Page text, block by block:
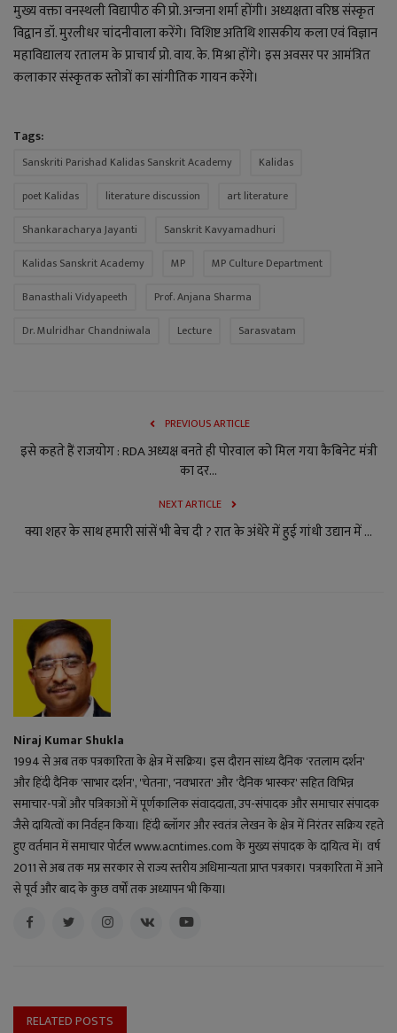
Language
English Hiindi
मुख्य वक्ता वनस्थली विद्यापीठ की प्रो. अन्जना शर्मा होंगी। अध्यक्षता वरिष्ठ संस्कृत
विद्वान डॉ. मुरलीधर चांदनीवाला करेंगे। विशिष्ट अतिथि शासकीय कला एवं विज्ञान
महाविद्यालय रतालम के प्राचार्य प्रो. वाय. के. मिश्रा होंगे। इस अवसर पर आमंत्रित
कलाकार संस्कृतक स्तोत्रों का सांगीतिक गायन करेंगे।
Tags:
Sanskriti Parishad Kalidas Sanskrit Academy
Kalidas
poet Kalidas
literature discussion
art literature
Shankaracharya Jayanti
Sanskrit Kavyamadhuri
Kalidas Sanskrit Academy
MP
MP Culture Department
Banasthali Vidyapeeth
Prof. Anjana Sharma
Dr. Mulridhar Chandniwala
Lecture Sarasvatam
PREVIOUS ARTICLE
इसे कहते हैं राजयोग : RDA अध्यक्ष बनते ही पोरवाल को मिल गया कैबिनेट मंत्री
का दर...
NEXT ARTICLE
क्या शहर के साथ हमारी सांसें भी बेच दी ? रात के अंधेरे में हुई गांधी उद्यान में ...
Niraj Kumar Shukla
1994 से अब तक पत्रकारिता के क्षेत्र में सक्रिय। इस दौरान सांध्य दैनिक 'रतलाम दर्शन'
और हिंदी दैनिक 'साभार दर्शन', 'चेतना', 'नवभारत' और 'दैनिक भास्कर' सहित विभिन्न
समाचार-पत्रों और पत्रिकाओं में पूर्णकालिक संवाददाता, उप-संपादक और समाचार संपादक
जैसे दायित्वों का निर्वहन किया। हिंदी ब्लॉगर और स्वतंत्र लेखन के क्षेत्र में निरंतर सक्रिय रहते
हुए वर्तमान में समाचार पोर्टल www.acntimes.com के मुख्य संपादक के दायित्व में। वर्ष
2011 से अब तक मप्र सरकार से राज्य स्तरीय अधिमान्यता प्राप्त पत्रकार। पत्रकारिता में आने
से पूर्व और बाद के कुछ वर्षों तक अध्यापन भी किया।
RELATED POSTS